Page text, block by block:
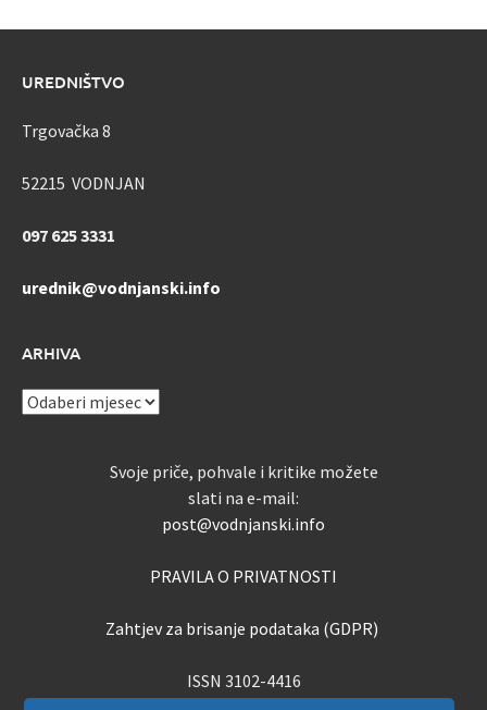
UREDNIŠTVO
Trgovačka 8
52215 VODNJAN
097 625 3331
urednik@vodnjanski.info
ARHIVA
ARHIVA
Svoje priče, pohvale i kritike možete
slati na e-mail:
post@vodnjanski.info
PRAVILA O PRIVATNOSTI
Zahtjev za brisanje podataka (GDPR)
ISSN 3102-4416